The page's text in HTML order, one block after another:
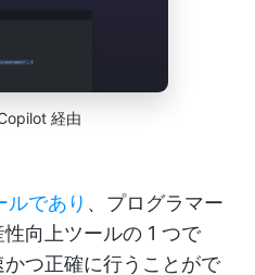
経由
ルであり 、プログラマー
向上ツールの 1 つで
つ正確に行うことがで